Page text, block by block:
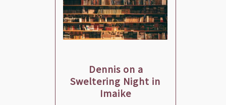
Dennis on a
Sweltering Night in
Imaike